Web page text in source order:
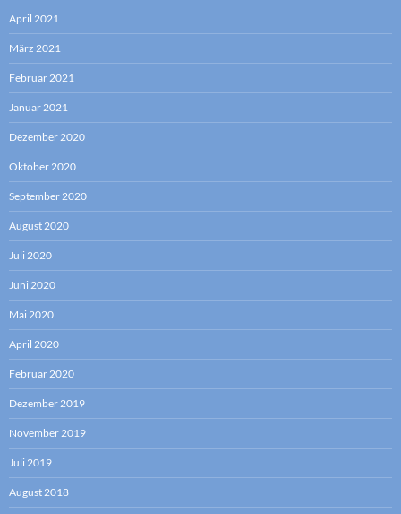
April 2021
März 2021
Februar 2021
Januar 2021
Dezember 2020
Oktober 2020
September 2020
August 2020
Juli 2020
Juni 2020
Mai 2020
April 2020
Februar 2020
Dezember 2019
November 2019
Juli 2019
August 2018